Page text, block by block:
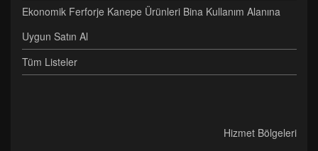
Ekonomik Ferforje Kanepe Ürünleri Bina Kullanım Alanına
Uygun Satın Al
Tüm Listeler
Hizmet Bölgeleri